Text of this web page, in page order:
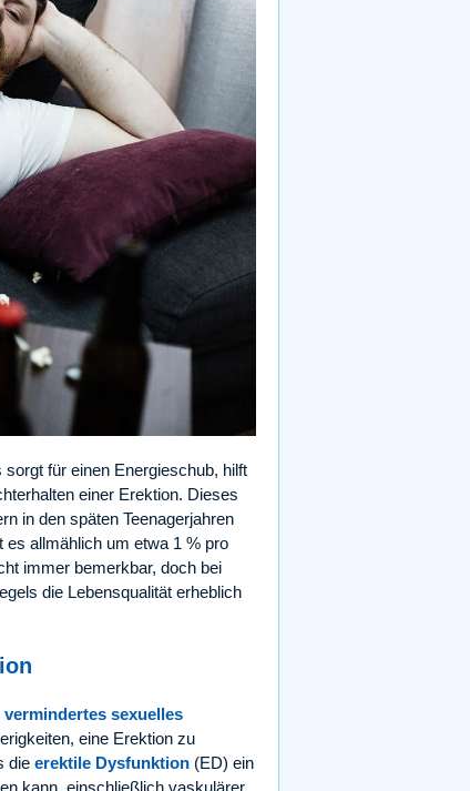
für einen Energieschub, hilft
einer Erektion. Dieses
in den späten Teenagerjahren
es allmählich um etwa 1 % pro
immer bemerkbar, doch bei
die Lebensqualität erheblich
vermindertes sexuelles
eine Erektion zu
die erektile Dysfunktion (ED) ein